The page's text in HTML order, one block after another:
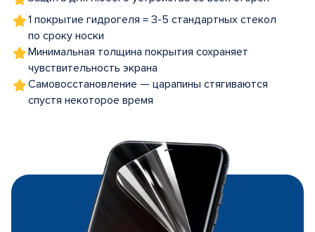
1 покрытие гидрогеля = 3-5 стандартных стекол
по сроку носки
Минимальная толщина покрытия сохраняет
чувствительность экрана
Самовосстановление — царапины стягиваются
спустя некоторое время